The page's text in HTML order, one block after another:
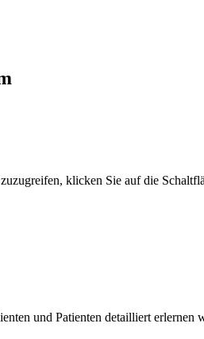
klicken Sie auf die
und Patienten detailliert